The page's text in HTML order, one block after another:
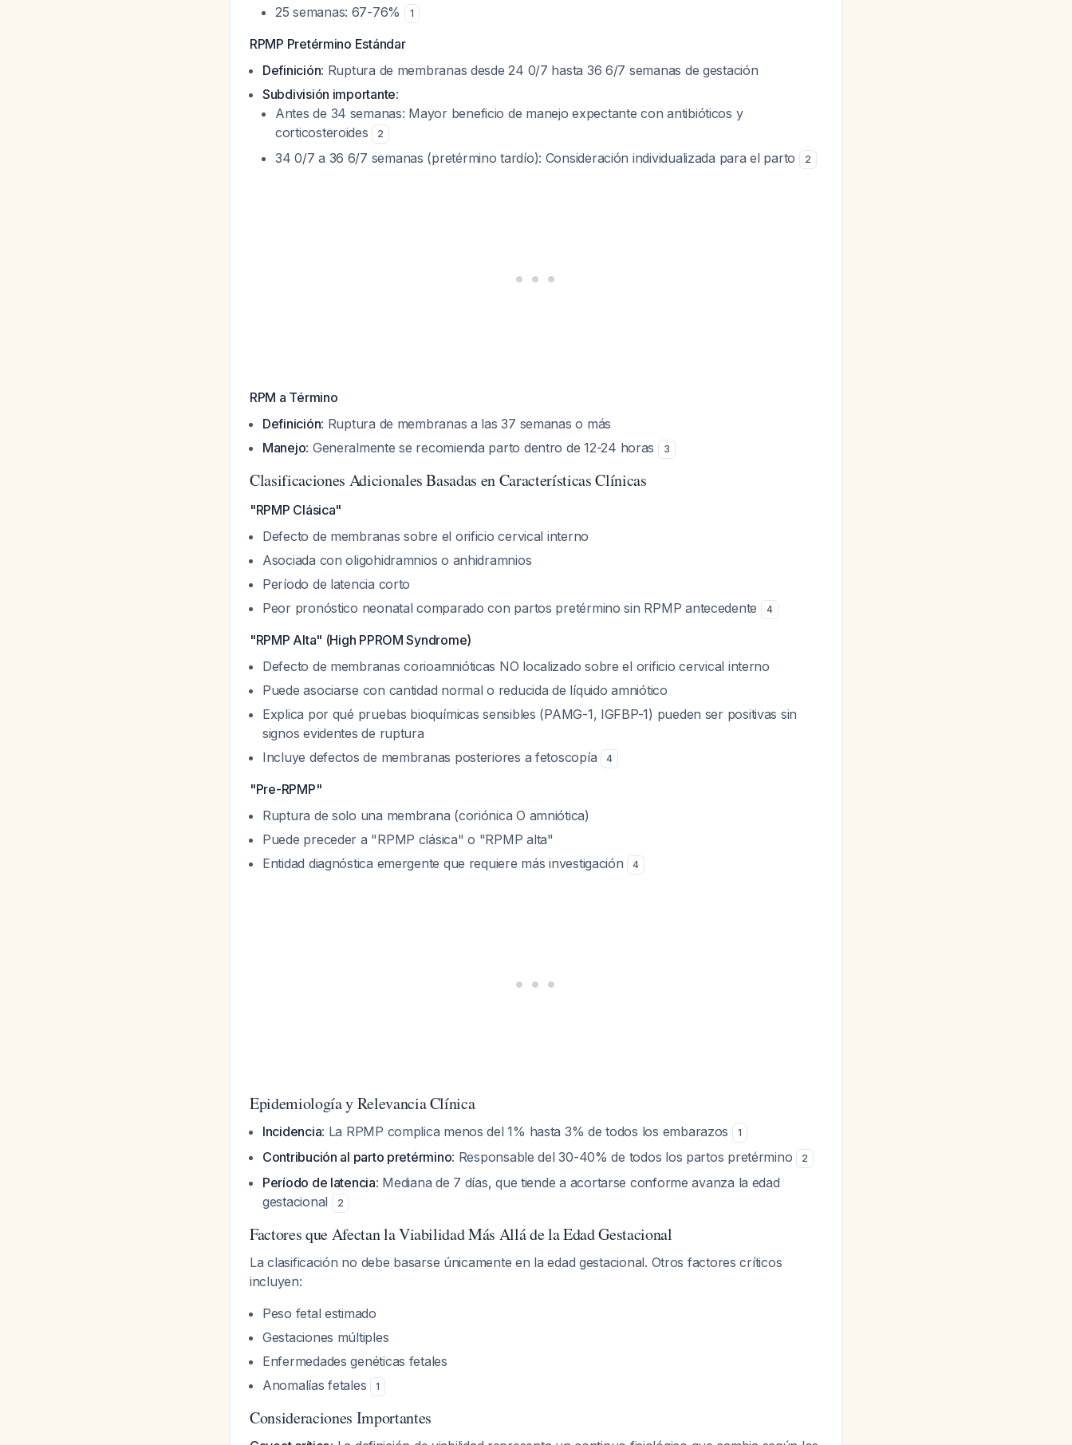
25 semanas: 67-76%
1
RPMP Pretérmino Estándar
Definición: Ruptura de membranas desde 24 0/7 hasta 36 6/7 semanas de gestación
Subdivisión importante:
Antes de 34 semanas: Mayor beneficio de manejo expectante con antibióticos y
corticosteroides
2
34 0/7 a 36 6/7 semanas (pretérmino tardío): Consideración individualizada para el parto 2
RPM a Término
Definición: Ruptura de membranas a las 37 semanas o más
Manejo: Generalmente se recomienda parto dentro de 12-24 horas 3
Clasificaciones Adicionales Basadas en Características Clínicas
"RPMP Clásica"
Defecto de membranas sobre el orificio cervical interno
Asociada con oligohidramnios o anhidramnios
Período de latencia corto
Peor pronóstico neonatal comparado con partos pretérmino sin RPMP antecedente
4
"RPMP Alta" (High PPROM Syndrome)
Defecto de membranas corioamnióticas NO localizado sobre el orificio cervical interno
Puede asociarse con cantidad normal o reducida de líquido amniótico
Explica por qué pruebas bioquímicas sensibles (PAMG-1, IGFBP-1) pueden ser positivas sin
signos evidentes de ruptura
Incluye defectos de membranas posteriores a fetoscopía
4
"Pre-RPMP"
Ruptura de solo una membrana (coriónica O amniótica)
Puede preceder a "RPMP clásica" o "RPMP alta"
Entidad diagnóstica emergente que requiere más investigación
4
Epidemiología y Relevancia Clínica
Incidencia: La RPMP complica menos del 1% hasta 3% de todos los embarazos 1
Contribución al parto pretérmino: Responsable del 30-40% de todos los partos pretérmino 2
Período de latencia: Mediana de 7 días, que tiende a acortarse conforme avanza la edad
gestacional
2
Factores que Afectan la Viabilidad Más Allá de la Edad Gestacional
La clasificación no debe basarse únicamente en la edad gestacional. Otros factores críticos
incluyen:
Peso fetal estimado
Gestaciones múltiples
Enfermedades genéticas fetales
Anomalías fetales
1
Consideraciones Importantes